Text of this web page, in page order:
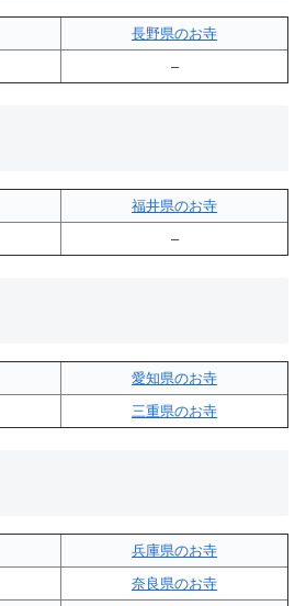
長野県のお寺
–
福井県のお寺
–
愛知県のお寺
三重県のお寺
兵庫県のお寺
奈良県のお寺